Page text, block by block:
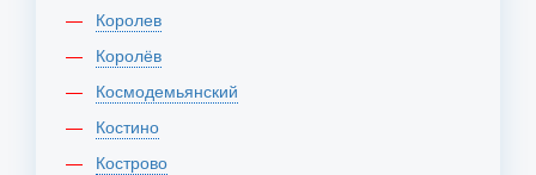
Королев
Королёв
Космодемьянский
Костино
Кострово